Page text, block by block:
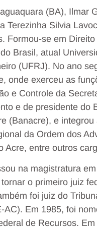
(BA), Ilmar
Terezinha Silvia
Formou-se em
Brasil, atual
(UFRJ). No ano
onde exerceu as
e Controle da
e de presidente do
(Banacre), e
da Ordem dos
Acre, entre outros
na magistratura
o primeiro juiz
foi juiz do
AC). Em 1985, foi
de Recursos.